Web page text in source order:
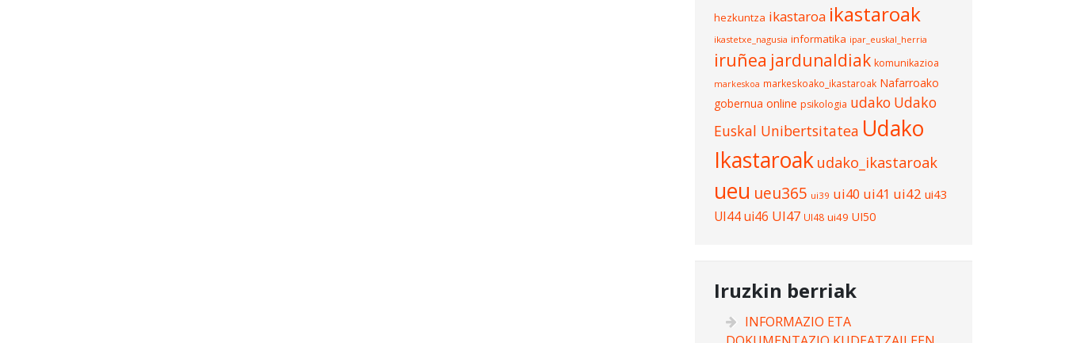
hezkuntza ikastaroa ikastaroak
ikastetxe_nagusia informatika ipar_euskal_herria
iruñea jardunaldiak komunikazioa
markeskoa markeskoako_ikastaroak Nafarroako
gobernua online psikologia udako Udako
Euskal Unibertsitatea Udako
Ikastaroak udako_ikastaroak
ueu ueu365 ui39 ui40 ui41 ui42 ui43
UI44ui46 UI47 UI48 ui49 UI50
Iruzkin berriak
INFORMAZIO ETA